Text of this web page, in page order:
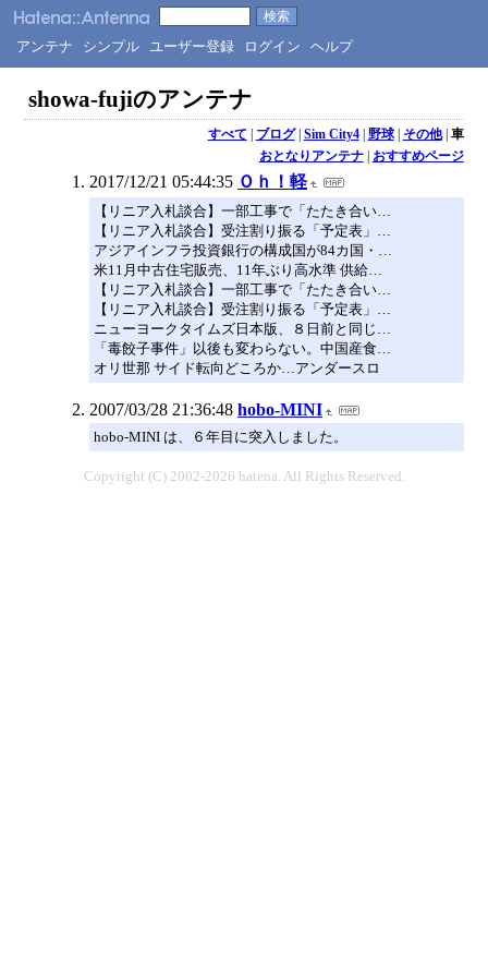
アンテナ シンプル ユーザー登録 ログイン ヘルプ
showa-fujiのアンテナ
すべて | ブログ| Sim City4| 野球| その他| 車
おとなりアンテナ| おすすめページ
2017/12/21 05:44:35 Ｏｈ！軽
【リニア入札談合】一部工事で「たたき合い…
【リニア入札談合】受注割り振る「予定表」…
アジアインフラ投資銀行の構成国が84カ国・…
米11月中古住宅販売、11年ぶり高水準 供給…
【リニア入札談合】一部工事で「たたき合い…
【リニア入札談合】受注割り振る「予定表」…
ニューヨークタイムズ日本版、８日前と同じ…
「毒餃子事件」以後も変わらない。中国産食…
オリ世那 サイド転向どころか…アンダースロ
2007/03/28 21:36:48 hobo-MINI
hobo-MINI は、６年目に突入しました。
Copyright (C) 2002-2026 hatena. All Rights Reserved.